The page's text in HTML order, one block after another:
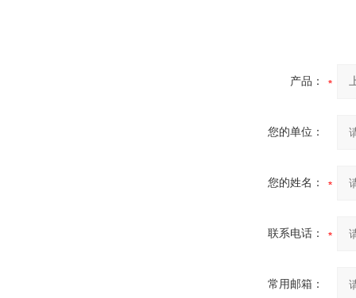
产品：
您的单位：
您的姓名：
联系电话：
常用邮箱：